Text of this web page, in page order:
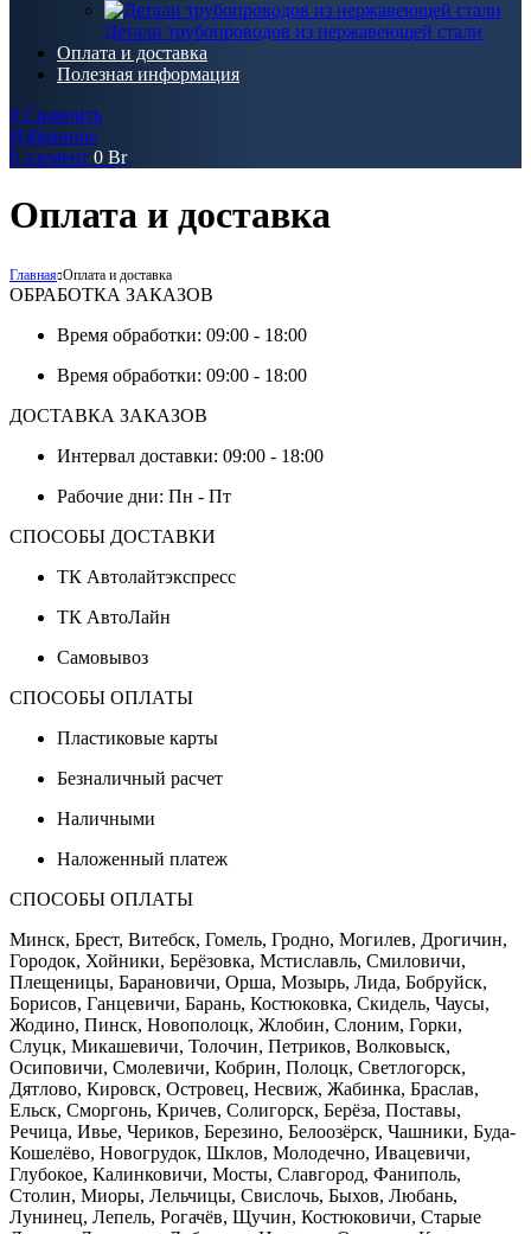
Детали трубопроводов из нержавеющей стали
Оплата и доставка
Полезная информация
0 Сравнить
Избранное
0 элемент 0 Br
Оплата и доставка
Главная Оплата и доставка
ОБРАБОТКА ЗАКАЗОВ
Время обработки: 09:00 - 18:00
Время обработки: 09:00 - 18:00
ДОСТАВКА ЗАКАЗОВ
Интервал доставки: 09:00 - 18:00
Рабочие дни: Пн - Пт
СПОСОБЫ ДОСТАВКИ
ТК Автолайтэкспресс
ТК АвтоЛайн
Самовывоз
СПОСОБЫ ОПЛАТЫ
Пластиковые карты
Безналичный расчет
Наличными
Наложенный платеж
СПОСОБЫ ОПЛАТЫ
Минск, Брест, Витебск, Гомель, Гродно, Могилев, Дрогичин,
Городок, Хойники, Берёзовка, Мстиславль, Смиловичи,
Плещеницы, Барановичи, Орша, Мозырь, Лида, Бобруйск,
Борисов, Ганцевичи, Барань, Костюковка, Скидель, Чаусы,
Жодино, Пинск, Новополоцк, Жлобин, Слоним, Горки,
Слуцк, Микашевичи, Толочин, Петриков, Волковыск,
Осиповичи, Смолевичи, Кобрин, Полоцк, Светлогорск,
Дятлово, Кировск, Островец, Несвиж, Жабинка, Браслав,
Ельск, Сморгонь, Кричев, Солигорск, Берёза, Поставы,
Речица, Ивье, Чериков, Березино, Белоозёрск, Чашники, Буда-
Кошелёво, Новогрудок, Шклов, Молодечно, Ивацевичи,
Глубокое, Калинковичи, Мосты, Славгород, Фаниполь,
Столин, Миоры, Лельчицы, Свислочь, Быхов, Любань,
Лунинец, Лепель, Рогачёв, Щучин, Костюковичи, Старые